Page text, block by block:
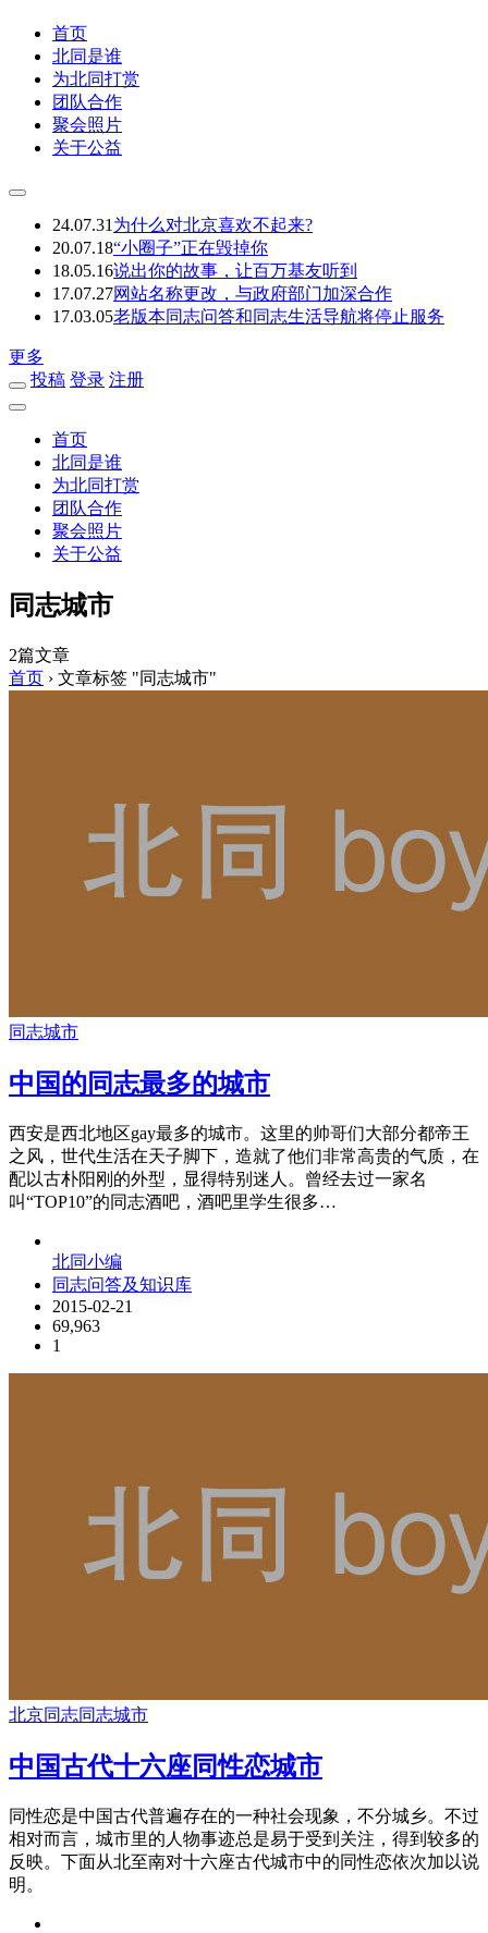
首页
北同是谁
为北同打赏
团队合作
聚会照片
关于公益
24.07.31为什么对北京喜欢不起来?
20.07.18“小圈子”正在毁掉你
18.05.16说出你的故事，让百万基友听到
17.07.27网站名称更改，与政府部门加深合作
17.03.05老版本同志问答和同志生活导航将停止服务
更多
投稿 登录 注册
首页
北同是谁
为北同打赏
团队合作
聚会照片
关于公益
同志城市
2篇文章
首页 › 文章标签 "同志城市"
同志城市
中国的同志最多的城市
西安是西北地区gay最多的城市。这里的帅哥们大部分都帝王
之风，世代生活在天子脚下，造就了他们非常高贵的气质，在
配以古朴阳刚的外型，显得特别迷人。曾经去过一家名
叫“TOP10”的同志酒吧，酒吧里学生很多…
北同小编
同志问答及知识库
2015-02-21
69,963
1
北京同志同志城市
中国古代十六座同性恋城市
同性恋是中国古代普遍存在的一种社会现象，不分城乡。不过
相对而言，城市里的人物事迹总是易于受到关注，得到较多的
反映。下面从北至南对十六座古代城市中的同性恋依次加以说
明。